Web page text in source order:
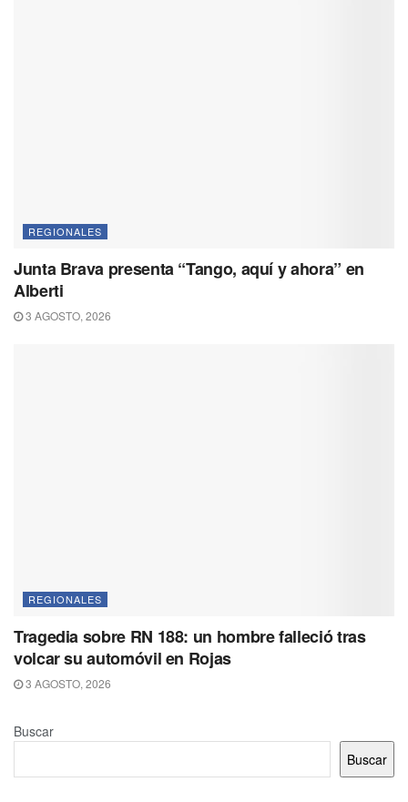
REGIONALES
Junta Brava presenta “Tango, aquí y ahora” en
Alberti
3 AGOSTO, 2026
REGIONALES
Tragedia sobre RN 188: un hombre falleció tras
volcar su automóvil en Rojas
3 AGOSTO, 2026
Buscar
Buscar